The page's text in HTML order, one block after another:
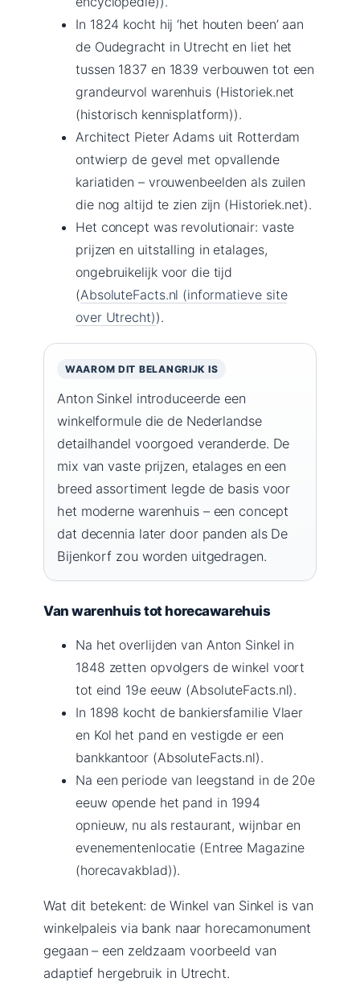
In 1824 kocht hij ‘het houten been’ aan
de Oudegracht in Utrecht en liet het
tussen 1837 en 1839 verbouwen tot een
grandeurvol warenhuis (Historiek.net
(historisch kennisplatform)).
Architect Pieter Adams uit Rotterdam
ontwierp de gevel met opvallende
kariatiden – vrouwenbeelden als zuilen
die nog altijd te zien zijn (Historiek.net).
Het concept was revolutionair: vaste
prijzen en uitstalling in etalages,
ongebruikelijk voor die tijd
(AbsoluteFacts.nl (informatieve site
over Utrecht)).
WAAROM DIT BELANGRIJK IS
Anton Sinkel introduceerde een
winkelformule die de Nederlandse
detailhandel voorgoed veranderde. De
mix van vaste prijzen, etalages en een
breed assortiment legde de basis voor
het moderne warenhuis – een concept
dat decennia later door panden als De
Bijenkorf zou worden uitgedragen.
Van warenhuis tot horecawarehuis
Na het overlijden van Anton Sinkel in
1848 zetten opvolgers de winkel voort
tot eind 19e eeuw (AbsoluteFacts.nl).
In 1898 kocht de bankiersfamilie Vlaer
en Kol het pand en vestigde er een
bankkantoor (AbsoluteFacts.nl).
Na een periode van leegstand in de 20e
eeuw opende het pand in 1994
opnieuw, nu als restaurant, wijnbar en
evenementenlocatie (Entree Magazine
(horecavakblad)).
Wat dit betekent: de Winkel van Sinkel is van
winkelpaleis via bank naar horecamonument
gegaan – een zeldzaam voorbeeld van
adaptief hergebruik in Utrecht.